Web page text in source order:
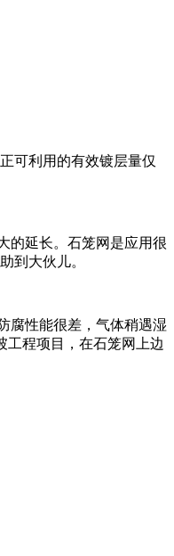
可利用的有效镀层量仅
的延长。石笼网是应用很
到大伙儿。
腐性能很差，气体稍遇湿
工程项目，在石笼网上边